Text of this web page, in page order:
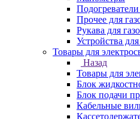
Подогреватели
Прочее для
Рукава для
Устройства
Товары для
Назад
Товары для
Блок
Блок подачи
Кабельные